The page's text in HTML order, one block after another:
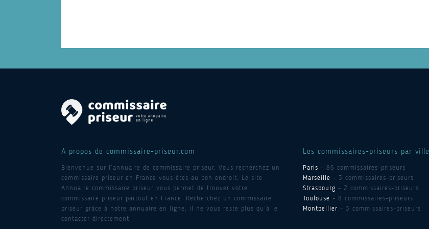
A propos de commissaire-priseur.com
Bienvenue sur l’annuaire de commissaire priseur. Vous recherchez un
commissaire priseur en France vous êtes au bon endroit. Le site
Annuaire commissaire priseur vous permet de trouver votre
commissaire priseur partout en France. Recherchez un commissaire
priseur grâce à notre annuaire en ligne, il ne vous reste plus qu’à le
contacter directement.
Les commissaires-priseurs par ville
Paris - 86 commissaires-priseurs
Marseille - 3 commissaires-priseurs
Strasbourg - 2 commissaires-priseurs
Toulouse - 8 commissaires-priseurs
Montpellier - 3 commissaires-priseurs